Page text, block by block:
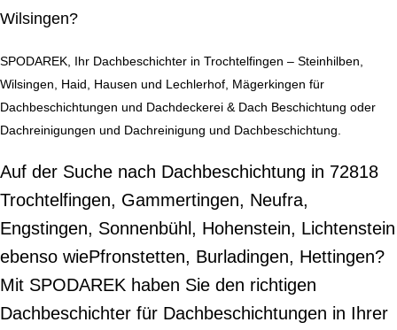
Wilsingen?
SPODAREK, Ihr Dachbeschichter in Trochtelfingen – Steinhilben,
Wilsingen, Haid, Hausen und Lechlerhof, Mägerkingen für
Dachbeschichtungen und Dachdeckerei & Dach Beschichtung oder
Dachreinigungen und Dachreinigung und Dachbeschichtung.
Auf der Suche nach Dachbeschichtung in 72818
Trochtelfingen, Gammertingen, Neufra,
Engstingen, Sonnenbühl, Hohenstein, Lichtenstein
ebenso wiePfronstetten, Burladingen, Hettingen?
Mit SPODAREK haben Sie den richtigen
Dachbeschichter für Dachbeschichtungen in Ihrer